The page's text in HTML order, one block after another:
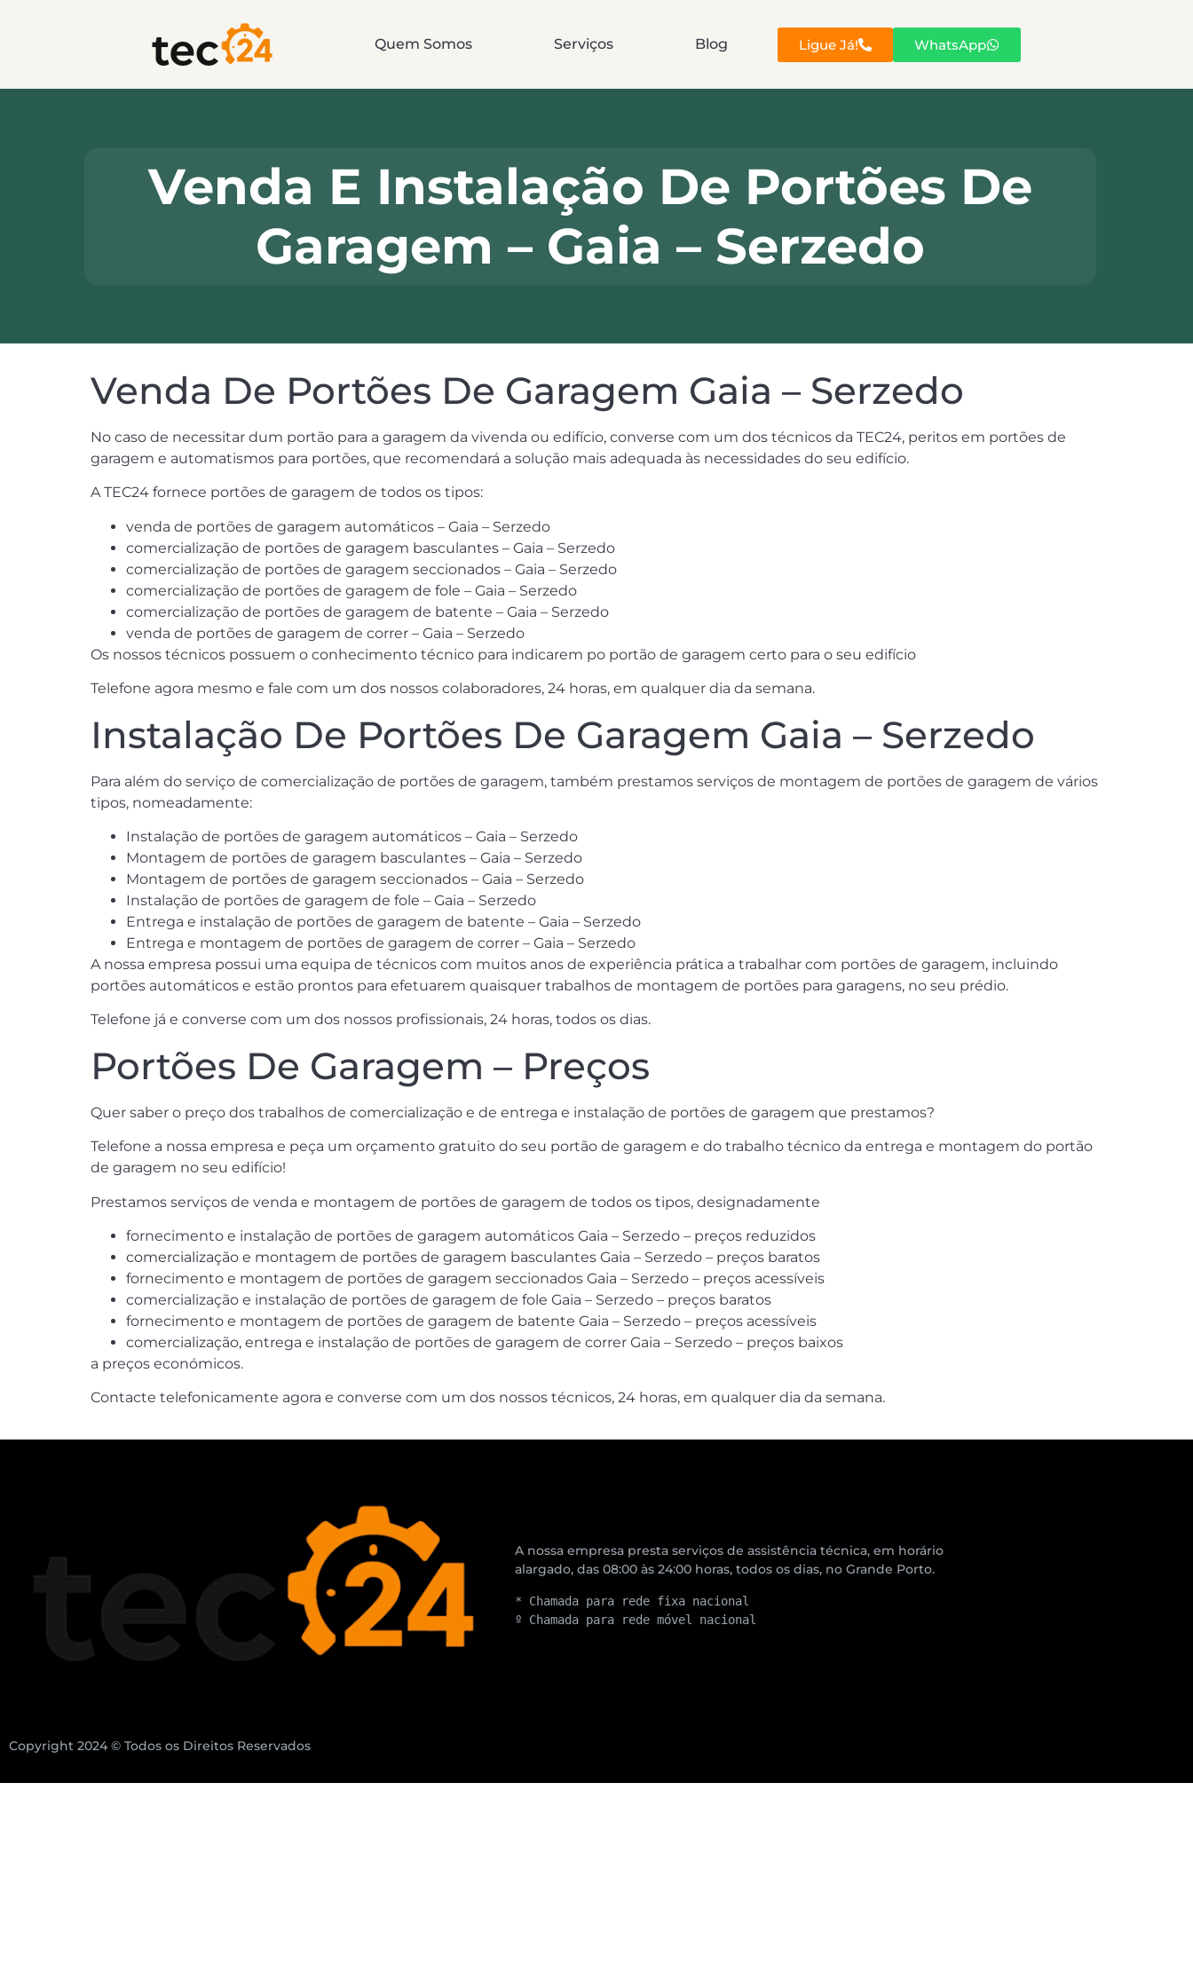
Quem Somos Serviços Blog Ligue Já! WhatsApp
Venda E Instalação De Portões De
Garagem – Gaia – Serzedo
Venda De Portões De Garagem Gaia – Serzedo
No caso de necessitar dum portão para a garagem da vivenda ou edifício, converse com um dos técnicos da TEC24, peritos em portões de
garagem e automatismos para portões, que recomendará a solução mais adequada às necessidades do seu edifício.
A TEC24 fornece portões de garagem de todos os tipos:
venda de portões de garagem automáticos – Gaia – Serzedo
comercialização de portões de garagem basculantes – Gaia – Serzedo
comercialização de portões de garagem seccionados – Gaia – Serzedo
comercialização de portões de garagem de fole – Gaia – Serzedo
comercialização de portões de garagem de batente – Gaia – Serzedo
venda de portões de garagem de correr – Gaia – Serzedo
Os nossos técnicos possuem o conhecimento técnico para indicarem po portão de garagem certo para o seu edifício
Telefone agora mesmo e fale com um dos nossos colaboradores, 24 horas, em qualquer dia da semana.
Instalação De Portões De Garagem Gaia – Serzedo
Para além do serviço de comercialização de portões de garagem, também prestamos serviços de montagem de portões de garagem de vários
tipos, nomeadamente:
Instalação de portões de garagem automáticos – Gaia – Serzedo
Montagem de portões de garagem basculantes – Gaia – Serzedo
Montagem de portões de garagem seccionados – Gaia – Serzedo
Instalação de portões de garagem de fole – Gaia – Serzedo
Entrega e instalação de portões de garagem de batente – Gaia – Serzedo
Entrega e montagem de portões de garagem de correr – Gaia – Serzedo
A nossa empresa possui uma equipa de técnicos com muitos anos de experiência prática a trabalhar com portões de garagem, incluindo
portões automáticos e estão prontos para efetuarem quaisquer trabalhos de montagem de portões para garagens, no seu prédio.
Telefone já e converse com um dos nossos profissionais, 24 horas, todos os dias.
Portões De Garagem – Preços
Quer saber o preço dos trabalhos de comercialização e de entrega e instalação de portões de garagem que prestamos?
Telefone a nossa empresa e peça um orçamento gratuito do seu portão de garagem e do trabalho técnico da entrega e montagem do portão
de garagem no seu edifício!
Prestamos serviços de venda e montagem de portões de garagem de todos os tipos, designadamente
fornecimento e instalação de portões de garagem automáticos Gaia – Serzedo – preços reduzidos
comercialização e montagem de portões de garagem basculantes Gaia – Serzedo – preços baratos
fornecimento e montagem de portões de garagem seccionados Gaia – Serzedo – preços acessíveis
comercialização e instalação de portões de garagem de fole Gaia – Serzedo – preços baratos
fornecimento e montagem de portões de garagem de batente Gaia – Serzedo – preços acessíveis
comercialização, entrega e instalação de portões de garagem de correr Gaia – Serzedo – preços baixos
a preços económicos.
Contacte telefonicamente agora e converse com um dos nossos técnicos, 24 horas, em qualquer dia da semana.
A nossa empresa presta serviços de assistência técnica, em horário
alargado, das 08:00 às 24:00 horas, todos os dias, no Grande Porto.
* Chamada para rede fixa nacional
º Chamada para rede móvel nacional
Copyright 2024 © Todos os Direitos Reservados